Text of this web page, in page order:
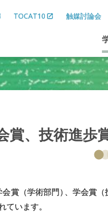
TOCAT10 触媒討論会
賞、技術進歩
賞（学術部門） 、学会賞（
ています。